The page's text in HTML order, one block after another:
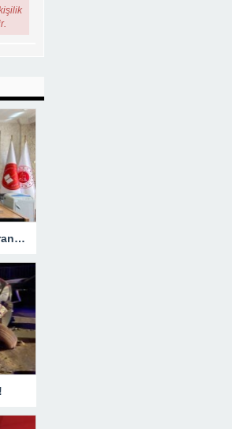
Hakkari’ye Atanan Başsavcı Turan Görevine Başladı